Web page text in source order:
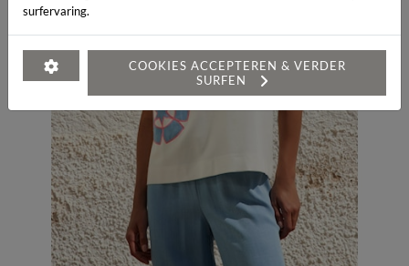
surfervaring.
COOKIES ACCEPTEREN & VERDER
SURFEN